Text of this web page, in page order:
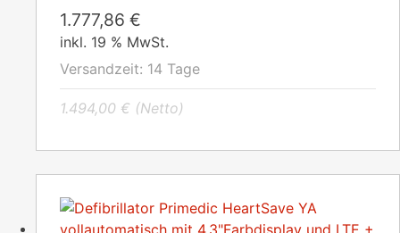
1.777,86 €
inkl. 19 % MwSt.
Versandzeit: 14 Tage
1.494,00 € (Netto)